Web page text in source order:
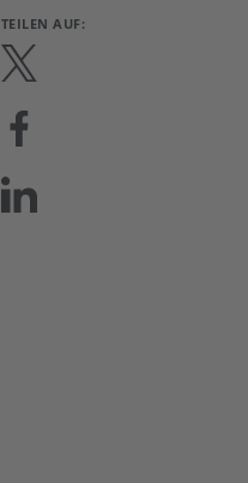
TEILEN AUF: